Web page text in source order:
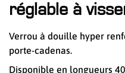
réglable à
Verrou à douille hyper
porte-cadenas.
Disponible en longueurs